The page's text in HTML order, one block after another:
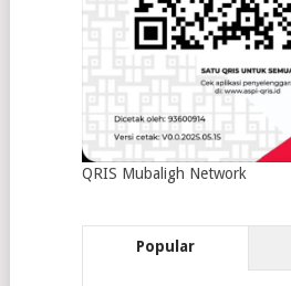
QRIS Mubaligh Network
Popular